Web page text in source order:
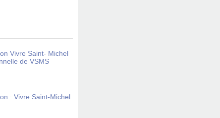
Vivre Saint- Michel
de VSMS
: Vivre Saint-Michel